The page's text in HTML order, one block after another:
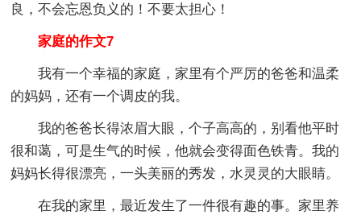
良，不会忘恩负义的！不要太担心！
家庭的作文7
我有一个幸福的家庭，家里有个严厉的爸爸和温柔
的妈妈，还有一个调皮的我。
我的爸爸长得浓眉大眼，个子高高的，别看他平时
很和蔼，可是生气的时候，他就会变得面色铁青。我的
妈妈长得很漂亮，一头美丽的秀发，水灵灵的大眼睛。
在我的家里，最近发生了一件很有趣的事。家里养